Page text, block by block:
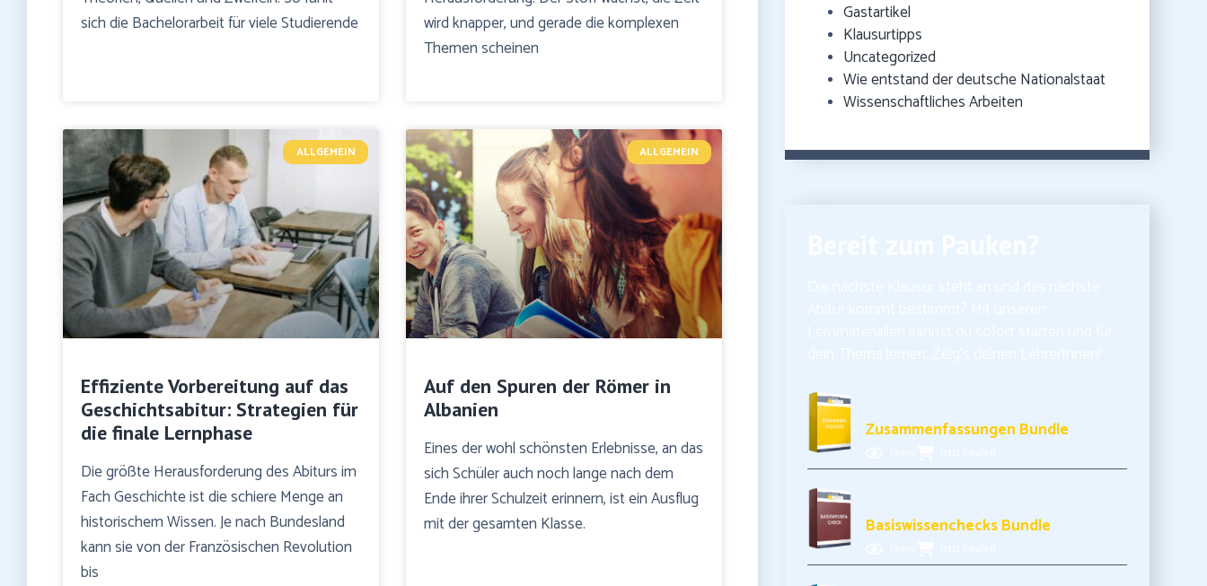
sich die Bachelorarbeit für viele Studierende
wird knapper, und gerade die komplexen
Themen scheinen
ALLGEMEIN
Effiziente Vorbereitung auf das
Geschichtsabitur: Strategien für
die finale Lernphase
Die größte Herausforderung des Abiturs im
Fach Geschichte ist die schiere Menge an
historischem Wissen. Je nach Bundesland
kann sie von der Französischen Revolution
bis
ALLGEMEIN
Auf den Spuren der Römer in
Albanien
Eines der wohl schönsten Erlebnisse, an das
sich Schüler auch noch lange nach dem
Ende ihrer Schulzeit erinnern, ist ein Ausflug
mit der gesamten Klasse.
Gastartikel
Klausurtipps
Uncategorized
Wie entstand der deutsche Nationalstaat
Wissenschaftliches Arbeiten
Zusammenfassungen Bundle
Basiswissenchecks Bundle